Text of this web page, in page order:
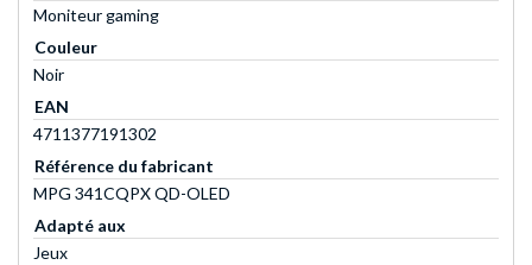
Moniteur gaming
Couleur
Noir
EAN
4711377191302
Référence du fabricant
MPG 341CQPX QD-OLED
Adapté aux
Jeux